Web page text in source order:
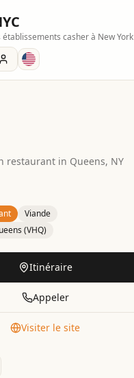
casher à New York
restaurant in Queens, NY
Viande
(VHQ)
Itinéraire
Appeler
Visiter le site